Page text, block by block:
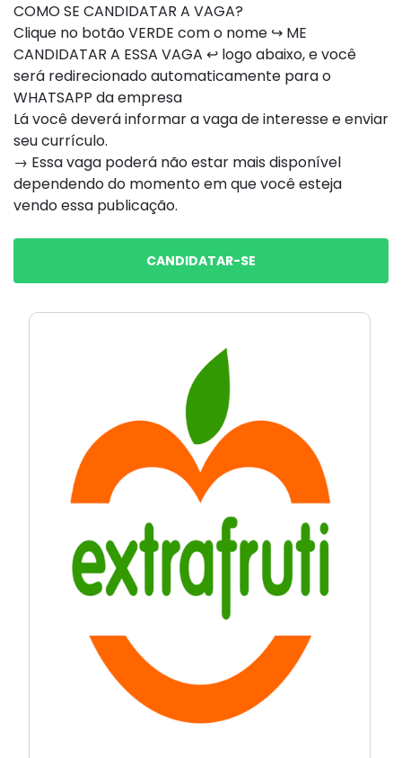
COMO SE CANDIDATAR A VAGA?
Clique no botão VERDE com o nome ↪ ME
CANDIDATAR A ESSA VAGA ↩ logo abaixo, e você
será redirecionado automaticamente para o
WHATSAPP da empresa
Lá você deverá informar a vaga de interesse e enviar
seu currículo.
→ Essa vaga poderá não estar mais disponível
dependendo do momento em que você esteja
vendo essa publicação.
CANDIDATAR-SE